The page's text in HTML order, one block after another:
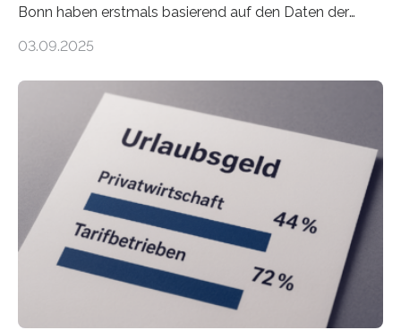
Bonn haben erstmals basierend auf den Daten der
Landkreise mit den meisten Gründungen von
ist demnach Berlin. Betrachtet man nur die Gründungen
der Freiberuflerinnen, so liegt Leipzig an der Spitze. In
Berlin starteten in 2024 die meisten Personen in eine
eigene freiberufliche Existenz, dahinter folgten die
Städte Hamburg, München und Köln. Betrachtet man
hingegen die Existenzgründungsintensität – die Anzahl
der freiberuflichen Gründungen je…
03.09.2025